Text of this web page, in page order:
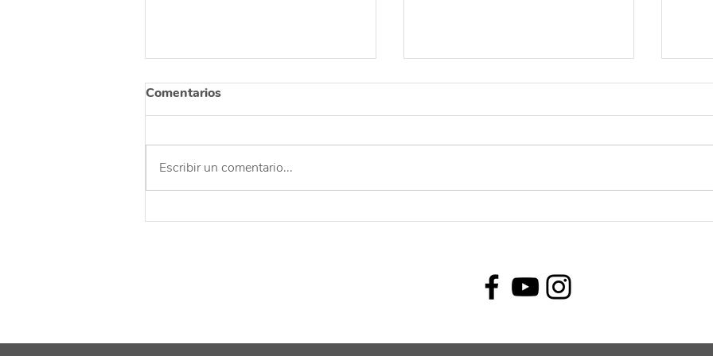
Comentarios
Escribir un comentario...